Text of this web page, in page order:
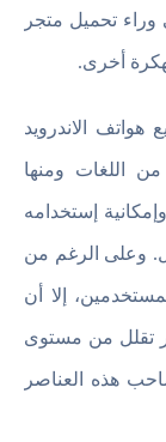
وراء تحميل متجر
أخرى.
هواتف الاندرويد
من اللغات ومنها
إستخدامه
وعلى الرغم من
إلا أن
تقلل من مستوى
هذه العناصر